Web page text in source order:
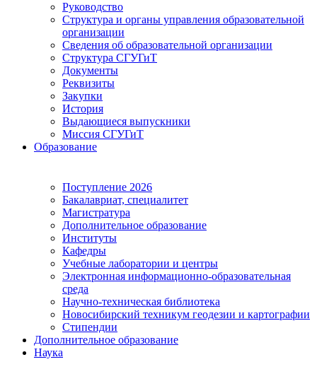
Руководство
Структура и органы управления образовательной
организации
Сведения об образовательной организации
Структура СГУГиТ
Документы
Реквизиты
Закупки
История
Выдающиеся выпускники
Миссия СГУГиТ
Образование
Поступление 2026
Бакалавриат, специалитет
Магистратура
Дополнительное образование
Институты
Кафедры
Учебные лаборатории и центры
Электронная информационно-образовательная
среда
Научно-техническая библиотека
Новосибирский техникум геодезии и картографии
Стипендии
Дополнительное образование
Наука